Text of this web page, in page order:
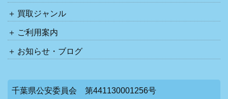
買取ジャンル
ご利用案内
お知らせ・ブログ
千葉県公安委員会 第441130001256号